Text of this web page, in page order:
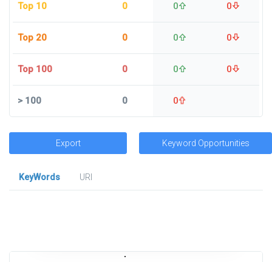
Top 10 0 0 0
Top 20 0 0 0
Top 100 0 0 0
>100 0 0
Export Keyword Opportunities
KeyWords
URl